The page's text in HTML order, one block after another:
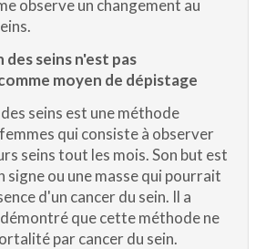
observe un changement au
des seins n'est pas
moyen de dépistage
seins est une méthode
qui consiste à observer
seins tout les mois. Son but est
signe ou une masse qui pourrait
d'un cancer du sein. Il a
que cette méthode ne
par cancer du sein.